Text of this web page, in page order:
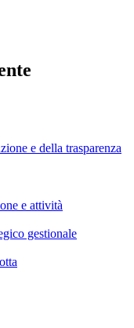
e della trasparenza
e attività
gestionale